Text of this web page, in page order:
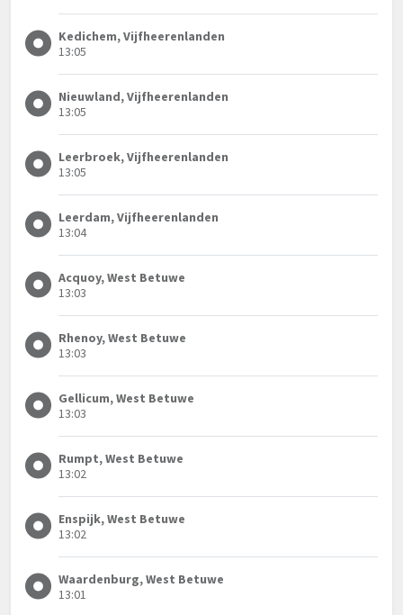
Kedichem, Vijfheerenlanden
13:05
Nieuwland, Vijfheerenlanden
13:05
Leerbroek, Vijfheerenlanden
13:05
Leerdam, Vijfheerenlanden
13:04
Acquoy, West Betuwe
13:03
Rhenoy, West Betuwe
13:03
Gellicum, West Betuwe
13:03
Rumpt, West Betuwe
13:02
Enspijk, West Betuwe
13:02
Waardenburg, West Betuwe
13:01